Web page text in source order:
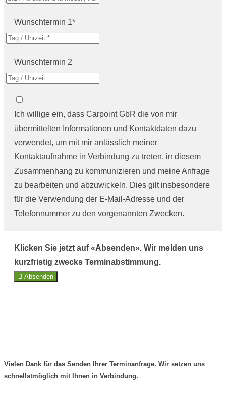
Wunschtermin 1*
Wunschtermin 2
Ich willige ein, dass Carpoint GbR die von mir
übermittelten Informationen und Kontaktdaten dazu
verwendet, um mit mir anlässlich meiner
Kontaktaufnahme in Verbindung zu treten, in diesem
Zusammenhang zu kommunizieren und meine Anfrage
zu bearbeiten und abzuwickeln. Dies gilt insbesondere
für die Verwendung der E-Mail-Adresse und der
Telefonnummer zu den vorgenannten Zwecken.
Klicken Sie jetzt auf «Absenden». Wir melden uns
kurzfristig zwecks Terminabstimmung.
Absenden
Vielen Dank für das Senden Ihrer Terminanfrage. Wir setzen uns
schnellstmöglich mit Ihnen in Verbindung.